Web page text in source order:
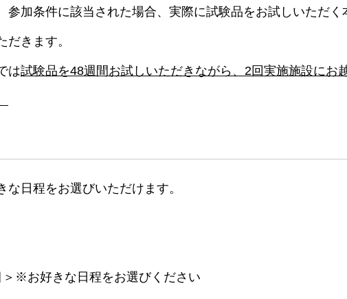
参加条件に該当された場合、実際に試験品をお試しいただく
だきます。
は試験品を48週間お試しいただきながら、2回実施施設にお
な日程をお選びいただけます。
＞※お好きな日程をお選びください